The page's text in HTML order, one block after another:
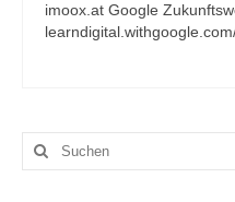
imoox.at Google
Suche
nach: